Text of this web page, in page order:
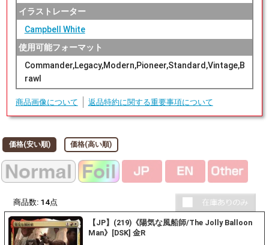
イラストレーター
Campbell White
使用可能フォーマット
Commander,Legacy,Modern,Pioneer,Standard,Vintage,B
rawl
商品画像について 返品特約に関する重要事項について
価格(安い順) 価格(高い順)
商品数: 14点
【JP】(219)《陽気な風船師/The Jolly Balloon
Man》[DSK] 金R